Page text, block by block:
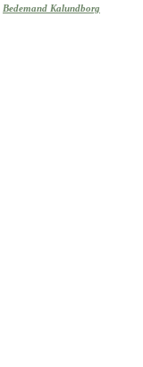
Bedemand Kalundborg